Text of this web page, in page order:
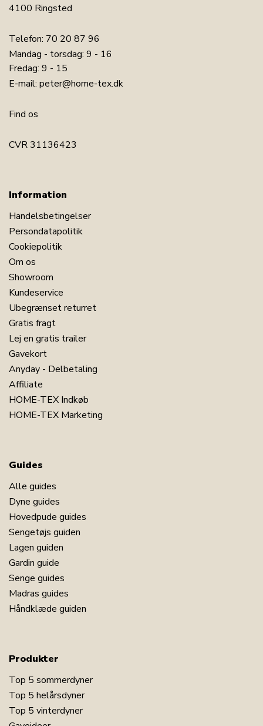
4100 Ringsted
Telefon: 70 20 87 96
Mandag - torsdag: 9 - 16
Fredag: 9 - 15
E-mail: peter@home-tex.dk
Find os
CVR 31136423
Information
Handelsbetingelser
Persondatapolitik
Cookiepolitik
Om os
Showroom
Kundeservice
Ubegrænset returret
Gratis fragt
Lej en gratis trailer
Gavekort
Anyday - Delbetaling
Affiliate
HOME-TEX Indkøb
HOME-TEX Marketing
Guides
Alle guides
Dyne guides
Hovedpude guides
Sengetøjs guiden
Lagen guiden
Gardin guide
Senge guides
Madras guides
Håndklæde guiden
Produkter
Top 5 sommerdyner
Top 5 helårsdyner
Top 5 vinterdyner